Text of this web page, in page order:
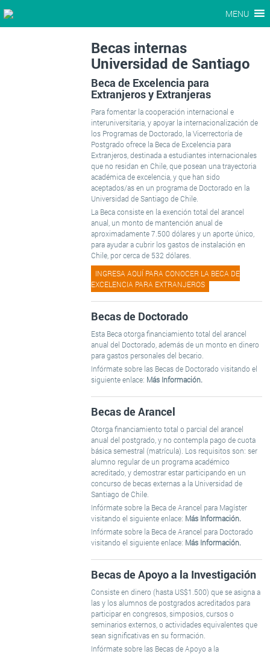
MENU
Becas internas
Universidad de Santiago
Beca de Excelencia para
Extranjeros y Extranjeras
Para fomentar la cooperación internacional e
interuniversitaria, y apoyar la internacionalización de
los Programas de Doctorado, la Vicerrectoría de
Postgrado ofrece la Beca de Excelencia para
Extranjeros, destinada a estudiantes internacionales
que no residan en Chile, que posean una trayectoria
académica de excelencia, y que han sido
aceptados/as en un programa de Doctorado en la
Universidad de Santiago de Chile.
La Beca consiste en la exención total del arancel
anual, un monto de mantención anual de
aproximadamente 7.500 dólares y un aporte único,
para ayudar a cubrir los gastos de instalación en
Chile, por cerca de 532 dólares.
INGRESA AQUÍ PARA CONOCER LA BECA DE
EXCELENCIA PARA EXTRANJEROS
Becas de Doctorado
Esta Beca otorga financiamiento total del arancel
anual del Doctorado, además de un monto en dinero
para gastos personales del becario.
Infórmate sobre las Becas de Doctorado visitando el
siguiente enlace: Más Información.
Becas de Arancel
Otorga financiamiento total o parcial del arancel
anual del postgrado, y no contempla pago de cuota
básica semestral (matrícula). Los requisitos son: ser
alumno regular de un programa académico
acreditado, y demostrar estar participando en un
concurso de becas externas a la Universidad de
Santiago de Chile.
Infórmate sobre la Beca de Arancel para Magíster
visitando el siguiente enlace: Más Información.
Infórmate sobre la Beca de Arancel para Doctorado
visitando el siguiente enlace: Más Información.
Becas de Apoyo a la Investigación
Consiste en dinero (hasta US$1.500) que se asigna a
las y los alumnos de postgrados acreditados para
participar en congresos, simposios, cursos o
seminarios externos, o actividades equivalentes que
sean significativas en su formación.
Infórmate sobre las Becas de Apoyo a la